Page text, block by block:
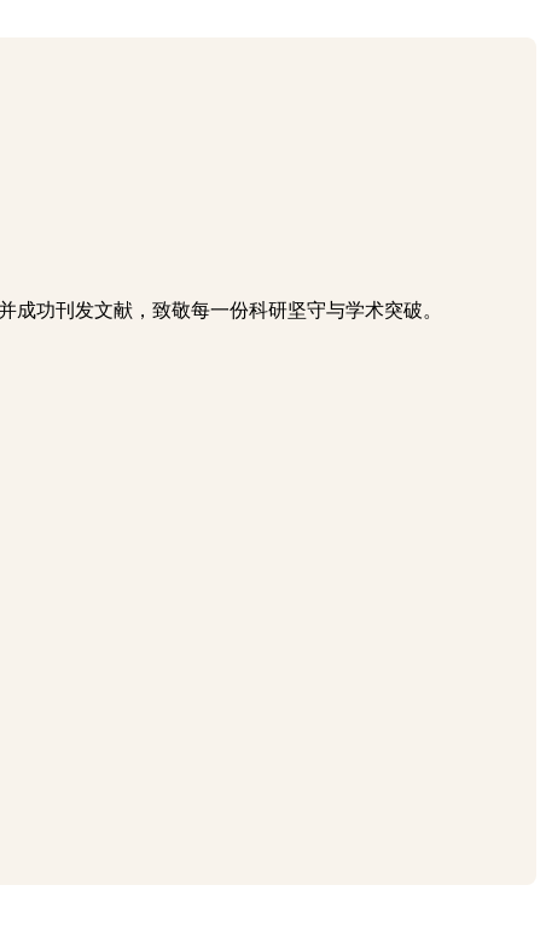
成功刊发文献，致敬每一份科研坚守与学术突破。